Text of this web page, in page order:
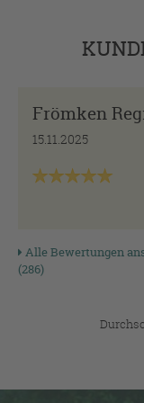
Frömken
15.11.2025
Alle Bewertungen
(286)